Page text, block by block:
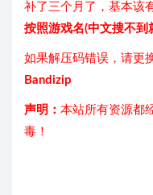
补了三个月了，基本该
按照游戏名(中文搜不到
如果解压码错误，请更
Bandizip
声明： 本站所有资源都
毒！